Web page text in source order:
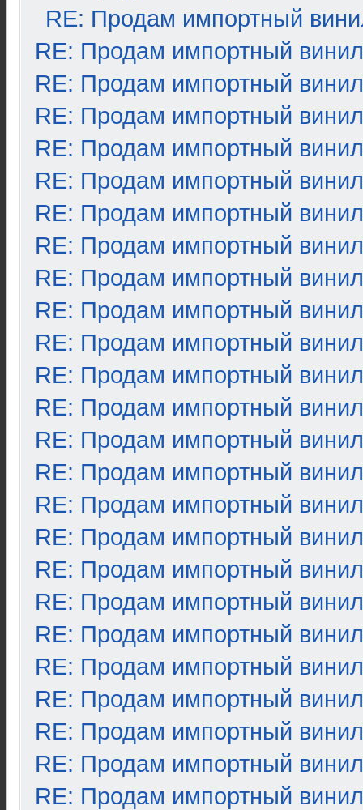
RE: Продам импортный
RE: Продам импортный винил
RE: Продам импортный винил
RE: Продам импортный винил
RE: Продам импортный винил
RE: Продам импортный винил
RE: Продам импортный винил
RE: Продам импортный винил
RE: Продам импортный винил
RE: Продам импортный винил
RE: Продам импортный винил
RE: Продам импортный винил
RE: Продам импортный винил
RE: Продам импортный винил
RE: Продам импортный винил
RE: Продам импортный винил
RE: Продам импортный винил
RE: Продам импортный винил
RE: Продам импортный винил
RE: Продам импортный винил
RE: Продам импортный винил
RE: Продам импортный винил
RE: Продам импортный винил
RE: Продам импортный винил
RE: Продам импортный винил